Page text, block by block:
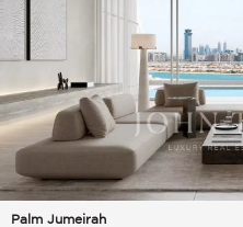
Palm Jumeirah